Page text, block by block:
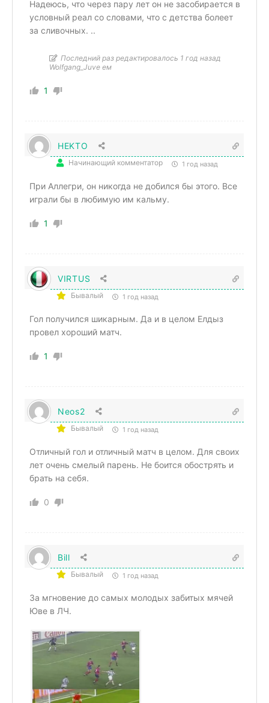
Надеюсь, что через пару лет он не засобирается в
условный реал со словами, что с детства болеет
за сливочных. ..
Последний раз редактировалось 1 год назад
Wolfgang_Juve ем
1
HEKTO
Начинающий комментатор 1 год назад
При Аллегри, он никогда не добился бы этого. Все
играли бы в любимую им кальму.
1
VIRTUS
Бывалый 1 год назад
Гол получился шикарным. Да и в целом Елдыз
провел хороший матч.
1
Neos2
Бывалый 1 год назад
Отличный гол и отличный матч в целом. Для своих
лет очень смелый парень. Не боится обострять и
брать на себя.
0
Bill
Бывалый 1 год назад
За мгновение до самых молодых забитых мячей
Юве в ЛЧ.